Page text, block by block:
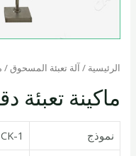
الرئيسية /آلة تعبئة المسحوق /
ماكينة تعبئة
نموذج CK-1